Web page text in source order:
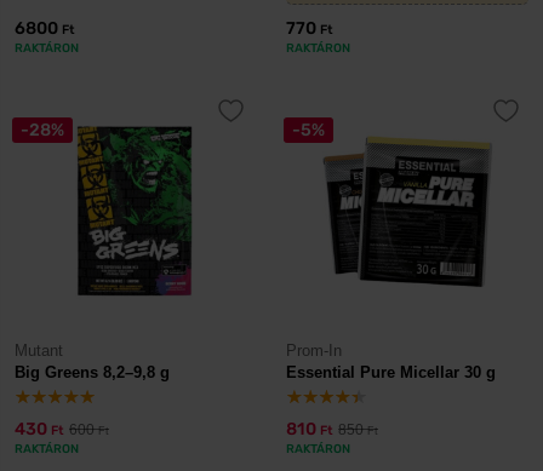
6800 Ft
RAKTÁRON
770 Ft
RAKTÁRON
-28%
Mutant
Big Greens 8,2–9,8 g
430 Ft 600Ft
RAKTÁRON
-5%
Prom-In
Essential Pure Micellar 30 g
810 Ft 850Ft
RAKTÁRON